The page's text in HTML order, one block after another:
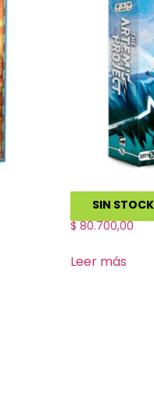
SIN STOCK
The Artemis
$80.700,00
Leer más